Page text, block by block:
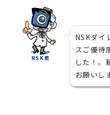
NSK君
NSKダイ
スご優待
した！。
お願いし